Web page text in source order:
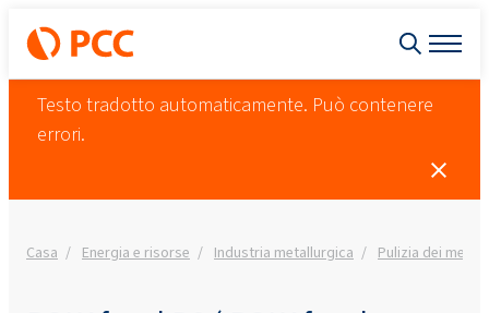
Testo tradotto automaticamente. Può contenere
errori.
Casa Energia e risorse Industria metallurgica Pulizia dei metalli